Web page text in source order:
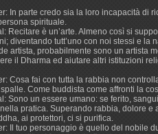
In parte credo sia la loro incapacità di
spirituale.
Recitare è un’arte. Almeno così si
diventando tutt’uno con noi stessi e la
artista, probabilmente sono un artista
il Dharma ed aiutare altri istituzioni
Cosa fai con tutta la rabbia non
Come buddista come affronti la
Sono un essere umano: se ferito,
pratica. Superando rabbia, dolore e
ai protettori, ci si purifica.
Il tuo personaggio è quello del nobile